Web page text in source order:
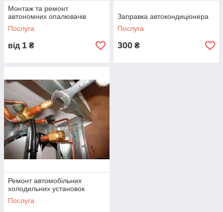
Монтаж та ремонт
автономних опалювачів
Послуга
від 1 ₴
Заправка автокондиціонера
Послуга
300 ₴
Ремонт автомобільних
холодильних установок
Послуга